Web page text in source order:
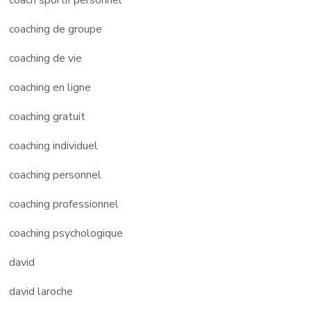
coaching de groupe
coaching de vie
coaching en ligne
coaching gratuit
coaching individuel
coaching personnel
coaching professionnel
coaching psychologique
david
david laroche